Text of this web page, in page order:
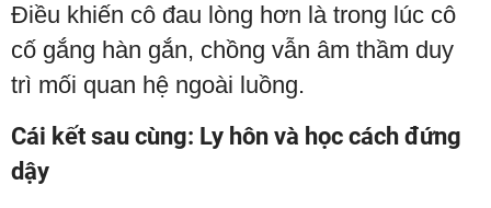
Điều khiến cô đau lòng hơn là trong lúc cô
cố gắng hàn gắn, chồng vẫn âm thầm duy
trì mối quan hệ ngoài luồng.
Cái kết sau cùng: Ly hôn và học cách đứng
dậy